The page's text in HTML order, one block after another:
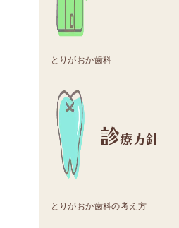
とりがおか歯科
診療方針
とりがおか歯科の考え方